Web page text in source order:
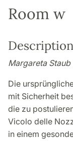
Room w
Description
Margareta
Die
mit Sicherheit
die zu
Vicolo delle
in einem